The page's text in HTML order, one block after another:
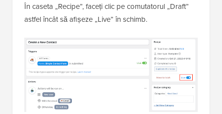
În caseta „Recipe”, faceți clic pe comutatorul „Draft”
astfel încât să afișeze „Live” în schimb.